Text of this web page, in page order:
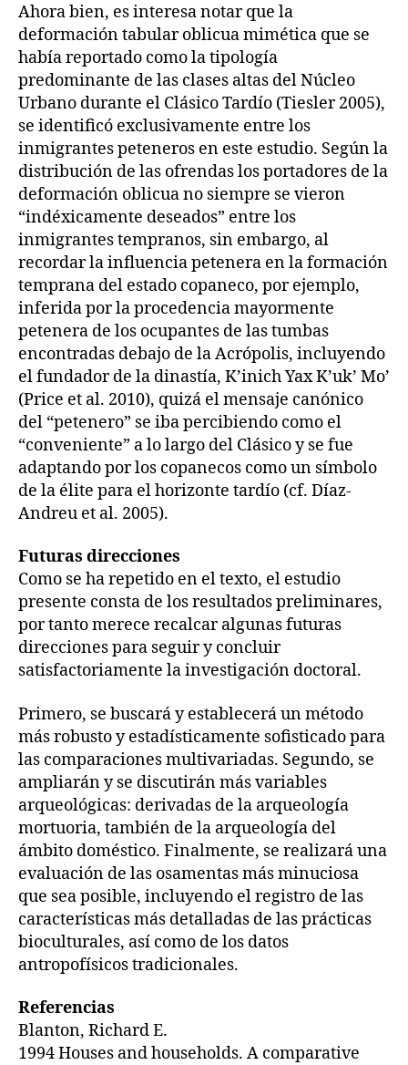
Ahora bien, es interesa notar que la
deformación tabular oblicua mimética que se
había reportado como la tipología
predominante de las clases altas del Núcleo
Urbano durante el Clásico Tardío (Tiesler 2005),
se identificó exclusivamente entre los
inmigrantes peteneros en este estudio. Según la
distribución de las ofrendas los portadores de la
deformación oblicua no siempre se vieron
“indéxicamente deseados” entre los
inmigrantes tempranos, sin embargo, al
recordar la influencia petenera en la formación
temprana del estado copaneco, por ejemplo,
inferida por la procedencia mayormente
petenera de los ocupantes de las tumbas
encontradas debajo de la Acrópolis, incluyendo
el fundador de la dinastía, K’inich Yax K’uk’ Mo’
(Price et al. 2010), quizá el mensaje canónico
del “petenero” se iba percibiendo como el
“conveniente” a lo largo del Clásico y se fue
adaptando por los copanecos como un símbolo
de la élite para el horizonte tardío (cf. Díaz-
Andreu et al. 2005).
Futuras direcciones
Como se ha repetido en el texto, el estudio
presente consta de los resultados preliminares,
por tanto merece recalcar algunas futuras
direcciones para seguir y concluir
satisfactoriamente la investigación doctoral.
Primero, se buscará y establecerá un método
más robusto y estadísticamente sofisticado para
las comparaciones multivariadas. Segundo, se
ampliarán y se discutirán más variables
arqueológicas: derivadas de la arqueología
mortuoria, también de la arqueología del
ámbito doméstico. Finalmente, se realizará una
evaluación de las osamentas más minuciosa
que sea posible, incluyendo el registro de las
características más detalladas de las prácticas
bioculturales, así como de los datos
antropofísicos tradicionales.
Referencias
Blanton, Richard E.
1994 Houses and households. A comparative